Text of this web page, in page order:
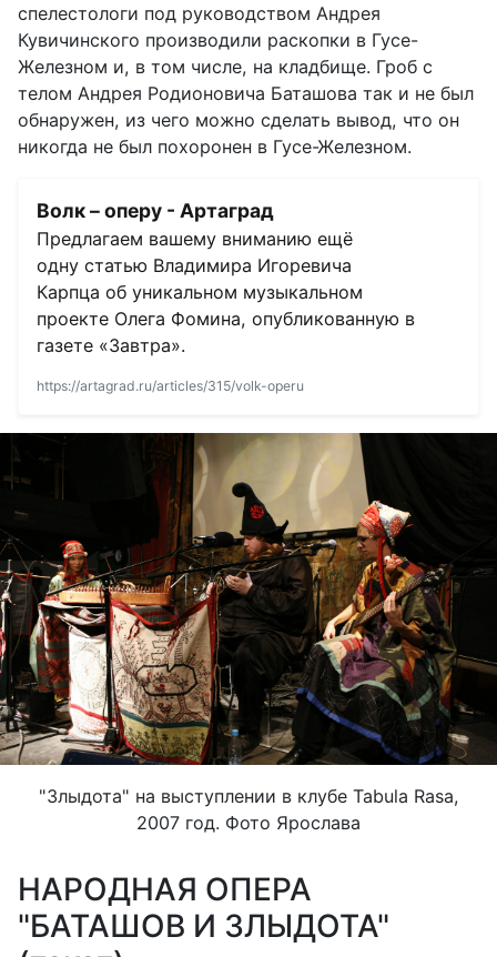
спелестологи под руководством Андрея
Кувичинского производили раскопки в Гусе-
Железном и, в том числе, на кладбище. Гроб с
телом Андрея Родионовича Баташова так и не был
обнаружен, из чего можно сделать вывод, что он
никогда не был похоронен в Гусе-Железном.
Волк – оперу - Артаград
Предлагаем вашему вниманию ещё
одну статью Владимира Игоревича
Карпца об уникальном музыкальном
проекте Олега Фомина, опубликованную в
газете «Завтра».
https://artagrad.ru/articles/315/volk-operu
"Злыдота" на выступлении в клубе Tabula Rasa,
2007 год. Фото Ярослава
НАРОДНАЯ ОПЕРА
"БАТАШОВ И ЗЛЫДОТА"